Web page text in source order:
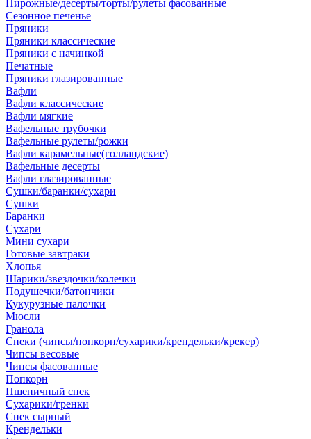
Пирожные/десерты/торты/рулеты фасованные
Сезонное печенье
Пряники
Пряники классические
Пряники с начинкой
Печатные
Пряники глазированные
Вафли
Вафли классические
Вафли мягкие
Вафельные трубочки
Вафельные рулеты/рожки
Вафли карамельные(голландские)
Вафельные десерты
Вафли глазированные
Сушки/баранки/сухари
Сушки
Баранки
Сухари
Мини сухари
Готовые завтраки
Хлопья
Шарики/звездочки/колечки
Подушечки/батончики
Кукурузные палочки
Мюсли
Гранола
Снеки (чипсы/попкорн/сухарики/крендельки/крекер)
Чипсы весовые
Чипсы фасованные
Попкорн
Пшеничный снек
Сухарики/гренки
Снек сырный
Крендельки